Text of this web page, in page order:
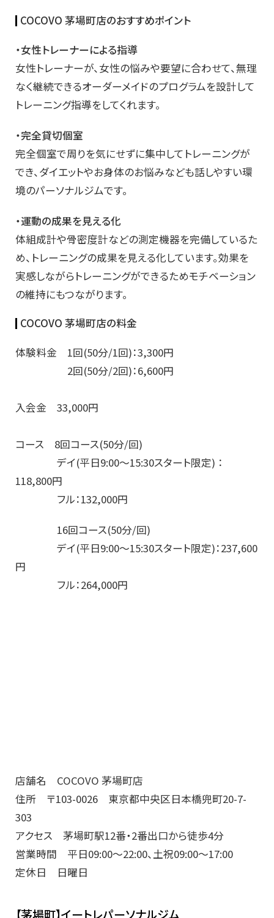
COCOVO 茅場町店のおすすめポイント
・女性トレーナーによる指導
女性トレーナーが、女性の悩みや要望に合わせて、無理
なく継続できるオーダーメイドのプログラムを設計して
トレーニング指導をしてくれます。
・完全貸切個室
完全個室で周りを気にせずに集中してトレーニングが
でき、ダイエットやお身体のお悩みなども話しやすい環
境のパーソナルジムです。
・運動の成果を見える化
体組成計や骨密度計などの測定機器を完備しているた
め、トレーニングの成果を見える化しています。効果を
実感しながらトレーニングができるためモチベーション
の維持にもつながります。
COCOVO 茅場町店の料金
体験料金 1回(50分/1回)：3,300円
2回(50分/2回)：6,600円
入会金 33,000円
コース 8回コース(50分/回)
デイ(平日9:00～15:30スタート限定) ：
118,800円
フル：132,000円
16回コース(50分/回)
デイ(平日9:00～15:30スタート限定)：237,600
円
フル：264,000円
店舗名 COCOVO 茅場町店
住所 〒103-0026 東京都中央区日本橋兜町20-7-
303
アクセス 茅場町駅12番・2番出口から徒歩4分
営業時間 平日09:00～22:00、土祝09:00～17:00
定休日 日曜日
【茅場町】イートレパーソナルジム